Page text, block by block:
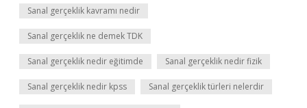
Sanal gerçeklik kavramı nedir
Sanal gerçeklik ne demek TDK
Sanal gerçeklik nedir eğitimde Sanal gerçeklik nedir fizik
Sanal gerçeklik nedir kpss Sanal gerçeklik türleri nelerdir